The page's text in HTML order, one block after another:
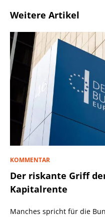
Weitere Artikel
KOMMENTAR
Der riskante Griff
Kapitalrente
Manches spricht für die